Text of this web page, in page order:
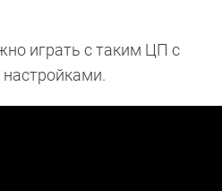
играть с таким ЦП с